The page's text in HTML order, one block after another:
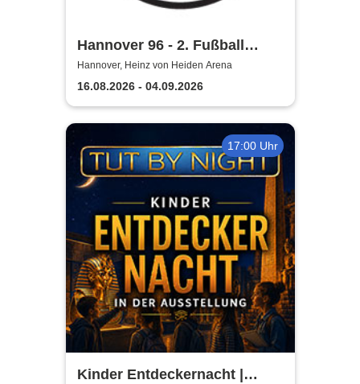
Hannover 96 - 2. Fußball
Bundesliga Saison 2026/27
Hannover, Heinz von Heiden Arena
16.08.2026 - 04.09.2026
17:00 Uhr
Kinder Entdeckernacht |